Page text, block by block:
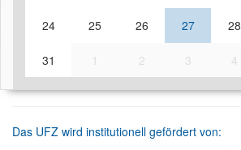
24 25 26 27 28
31 1 2 3 4
Das UFZ wird institutionell gefördert von: